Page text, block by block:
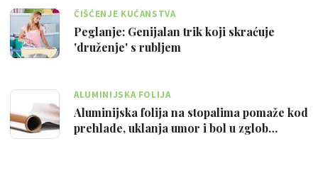
ČIŠĆENJE KUĆANSTVA
Peglanje: Genijalan trik koji skraćuje
'druženje' s rubljem
ALUMINIJSKA FOLIJA
Aluminijska folija na stopalima pomaže kod
prehlade, uklanja umor i bol u zglob…